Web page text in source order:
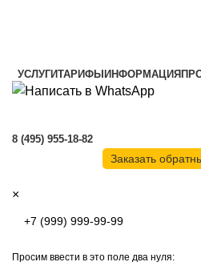
УСЛУГИТАРИФЫИНФОРМАЦИЯ
8 (495) 955-18-82
Заказать
×
Просим ввести в это поле два нуля: